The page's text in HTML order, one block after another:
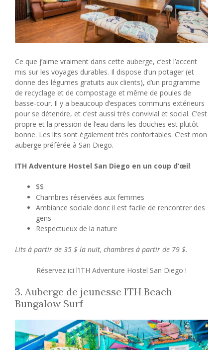
Ce que j’aime vraiment dans cette auberge, c’est l’accent
mis sur les voyages durables. Il dispose d’un potager (et
donne des légumes gratuits aux clients), d’un programme
de recyclage et de compostage et même de poules de
basse-cour. Il y a beaucoup d’espaces communs extérieurs
pour se détendre, et c’est aussi très convivial et social. C’est
propre et la pression de l’eau dans les douches est plutôt
bonne. Les lits sont également très confortables. C’est mon
auberge préférée à San Diego.
ITH Adventure Hostel San Diego en un coup d’œil:
$$
Chambres réservées aux femmes
Ambiance sociale donc il est facile de rencontrer des
gens
Respectueux de la nature
Lits à partir de 35 $ la nuit, chambres à partir de 79 $.
Réservez ici l’ITH Adventure Hostel San Diego !
3. Auberge de jeunesse ITH Beach
Bungalow Surf